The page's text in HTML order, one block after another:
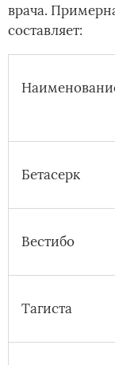
врача.
составляет:
Бетасерк
Вестибо
Тагиста